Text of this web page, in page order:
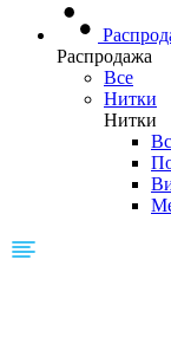
Распродажа
Все
Нитки
Нитки